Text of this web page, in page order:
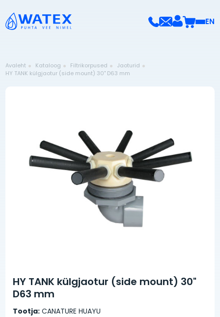
EN
Avaleht Kataloog Filtrikorpused
Jaoturid
HY TANK külgjaotur (side mount) 30" D63 mm
HY TANK külgjaotur (side mount) 30"
D63 mm
Tootja: CANATURE HUAYU